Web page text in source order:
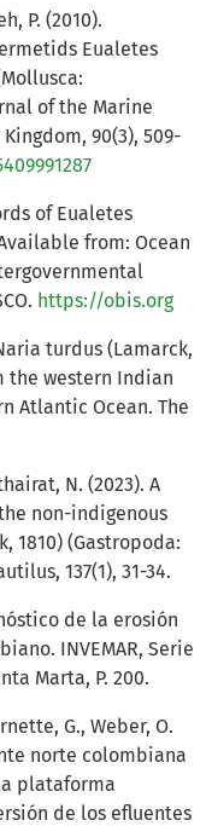
P. (2010).
Eualetes
of the Marine
90(3), 509-
of Eualetes
from: Ocean
https://obis.org
turdus (Lamarck,
the western Indian
Atlantic Ocean. The
N. (2023). A
non-indigenous
1810) (Gastropoda:
137(1), 31-34.
de la erosión
INVEMAR, Serie
Marta, P. 200.
G., Weber, O.
norte colombiana
plataforma
de los efluentes